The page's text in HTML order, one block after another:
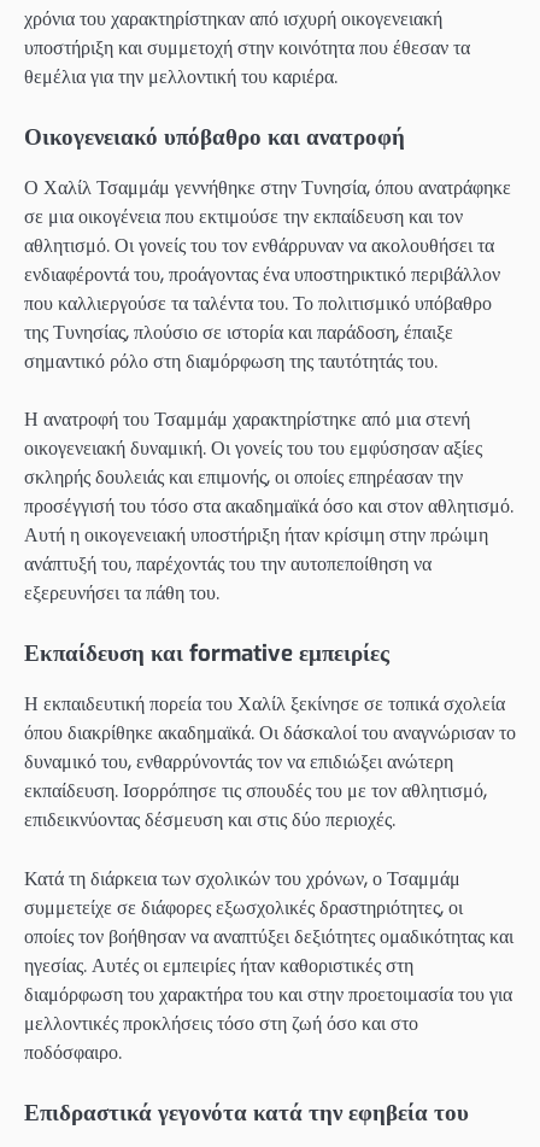
χρόνια του χαρακτηρίστηκαν από ισχυρή οικογενειακή
υποστήριξη και συμμετοχή στην κοινότητα που έθεσαν τα
θεμέλια για την μελλοντική του καριέρα.
Οικογενειακό υπόβαθρο και ανατροφή
Ο Χαλίλ Τσαμμάμ γεννήθηκε στην Τυνησία, όπου ανατράφηκε
σε μια οικογένεια που εκτιμούσε την εκπαίδευση και τον
αθλητισμό. Οι γονείς του τον ενθάρρυναν να ακολουθήσει τα
ενδιαφέροντά του, προάγοντας ένα υποστηρικτικό περιβάλλον
που καλλιεργούσε τα ταλέντα του. Το πολιτισμικό υπόβαθρο
της Τυνησίας, πλούσιο σε ιστορία και παράδοση, έπαιξε
σημαντικό ρόλο στη διαμόρφωση της ταυτότητάς του.
Η ανατροφή του Τσαμμάμ χαρακτηρίστηκε από μια στενή
οικογενειακή δυναμική. Οι γονείς του του εμφύσησαν αξίες
σκληρής δουλειάς και επιμονής, οι οποίες επηρέασαν την
προσέγγισή του τόσο στα ακαδημαϊκά όσο και στον αθλητισμό.
Αυτή η οικογενειακή υποστήριξη ήταν κρίσιμη στην πρώιμη
ανάπτυξή του, παρέχοντάς του την αυτοπεποίθηση να
εξερευνήσει τα πάθη του.
Εκπαίδευση και formative εμπειρίες
Η εκπαιδευτική πορεία του Χαλίλ ξεκίνησε σε τοπικά σχολεία
όπου διακρίθηκε ακαδημαϊκά. Οι δάσκαλοί του αναγνώρισαν το
δυναμικό του, ενθαρρύνοντάς τον να επιδιώξει ανώτερη
εκπαίδευση. Ισορρόπησε τις σπουδές του με τον αθλητισμό,
επιδεικνύοντας δέσμευση και στις δύο περιοχές.
Κατά τη διάρκεια των σχολικών του χρόνων, ο Τσαμμάμ
συμμετείχε σε διάφορες εξωσχολικές δραστηριότητες, οι
οποίες τον βοήθησαν να αναπτύξει δεξιότητες ομαδικότητας και
ηγεσίας. Αυτές οι εμπειρίες ήταν καθοριστικές στη
διαμόρφωση του χαρακτήρα του και στην προετοιμασία του για
μελλοντικές προκλήσεις τόσο στη ζωή όσο και στο
ποδόσφαιρο.
Επιδραστικά γεγονότα κατά την εφηβεία του